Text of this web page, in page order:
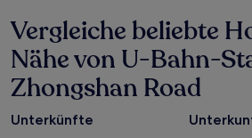
den
letzten
24 Stunden
für
einen
Aufenthalt
mit
Vergleiche beliebte
Nähe von U-Bahn-
Zhongshan Road
Unterkünfte